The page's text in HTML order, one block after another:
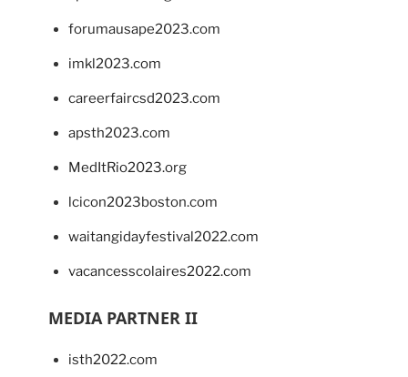
forumausape2023.com
imkl2023.com
careerfaircsd2023.com
apsth2023.com
MedItRio2023.org
lcicon2023boston.com
waitangidayfestival2022.com
vacancesscolaires2022.com
MEDIA PARTNER II
isth2022.com